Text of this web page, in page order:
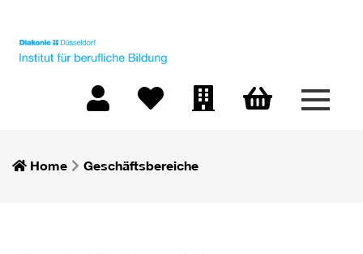
Menü
Home Geschäftsbereiche